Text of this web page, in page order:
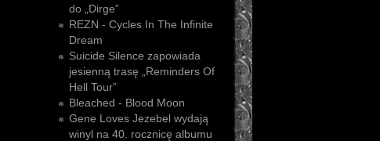
do „Dirge”
REZN - Cycles In The Infinite
Dream
Suicide Silence zapowiada
jesienną trasę „Reminders Of
Hell Tour”
Bleached - Blood Moon
Gene Loves Jezebel wydają
winyl na 40. rocznicę albumu